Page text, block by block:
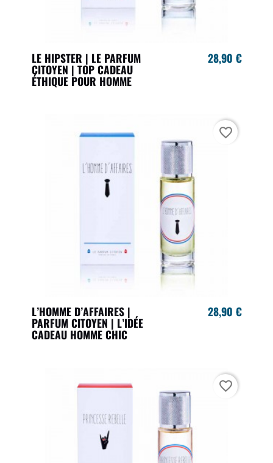
LE HIPSTER | LE PARFUM
CITOYEN | TOP CADEAU
ÉTHIQUE POUR HOMME
28,90 €
L’HOMME D’AFFAIRES |
PARFUM CITOYEN | L’IDÉE
CADEAU HOMME CHIC
28,90 €
favorite_border
favorite_border